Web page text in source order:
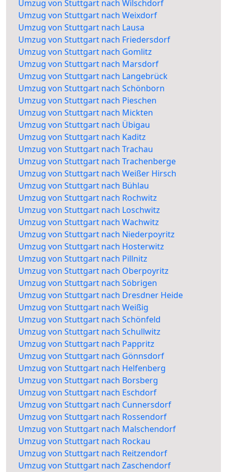
Umzug von Stuttgart nach Wilschdorf
Umzug von Stuttgart nach Weixdorf
Umzug von Stuttgart nach Lausa
Umzug von Stuttgart nach Friedersdorf
Umzug von Stuttgart nach Gomlitz
Umzug von Stuttgart nach Marsdorf
Umzug von Stuttgart nach Langebrück
Umzug von Stuttgart nach Schönborn
Umzug von Stuttgart nach Pieschen
Umzug von Stuttgart nach Mickten
Umzug von Stuttgart nach Übigau
Umzug von Stuttgart nach Kaditz
Umzug von Stuttgart nach Trachau
Umzug von Stuttgart nach Trachenberge
Umzug von Stuttgart nach Weißer Hirsch
Umzug von Stuttgart nach Bühlau
Umzug von Stuttgart nach Rochwitz
Umzug von Stuttgart nach Loschwitz
Umzug von Stuttgart nach Wachwitz
Umzug von Stuttgart nach Niederpoyritz
Umzug von Stuttgart nach Hosterwitz
Umzug von Stuttgart nach Pillnitz
Umzug von Stuttgart nach Oberpoyritz
Umzug von Stuttgart nach Söbrigen
Umzug von Stuttgart nach Dresdner Heide
Umzug von Stuttgart nach Weißig
Umzug von Stuttgart nach Schönfeld
Umzug von Stuttgart nach Schullwitz
Umzug von Stuttgart nach Pappritz
Umzug von Stuttgart nach Gönnsdorf
Umzug von Stuttgart nach Helfenberg
Umzug von Stuttgart nach Borsberg
Umzug von Stuttgart nach Eschdorf
Umzug von Stuttgart nach Cunnersdorf
Umzug von Stuttgart nach Rossendorf
Umzug von Stuttgart nach Malschendorf
Umzug von Stuttgart nach Rockau
Umzug von Stuttgart nach Reitzendorf
Umzug von Stuttgart nach Zaschendorf